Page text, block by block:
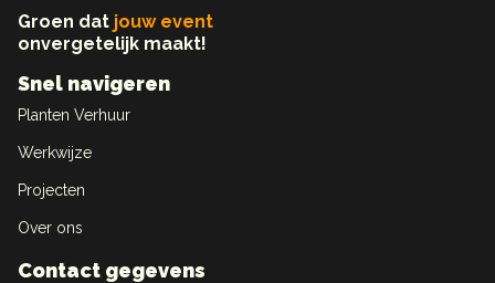
Groen dat jouw event
onvergetelijk maakt!
Snel navigeren
Planten Verhuur
Werkwijze
Projecten
Over ons
Contact gegevens